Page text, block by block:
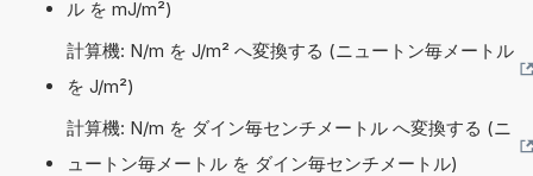
ル を mJ/m²)
計算機: N/m を J/m² へ変換する (ニュートン毎メートル
を J/m²)
計算機: N/m を ダイン毎センチメートル へ変換する (ニ
ュートン毎メートル を ダイン毎センチメートル)